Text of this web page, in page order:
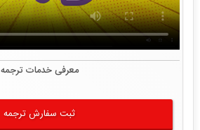
معرفی خدمات ترجمه
ثبت سفارش ترجمه